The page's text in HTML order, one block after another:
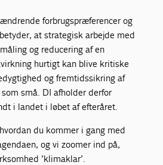
forbrugspræferencer og
at strategisk arbejde med
og reducering af en
hurtigt kan blive kritiske
og fremtidssikring af
små. DI afholder derfor
i landet i løbet af efteråret.
du kommer i gang med
og vi zoomer ind på,
’klimaklar’.